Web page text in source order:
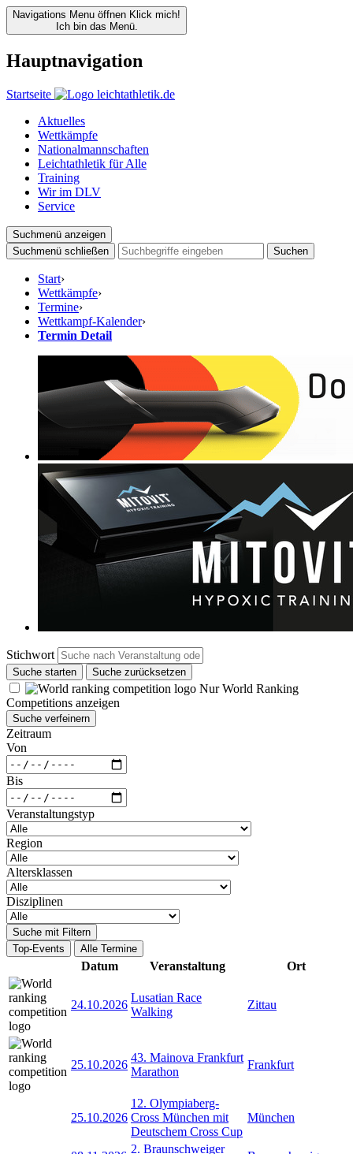
Navigations Menu öffnen Klick mich!
Ich bin das Menü.
Hauptnavigation
Startseite
Aktuelles
Wettkämpfe
Nationalmannschaften
Leichtathletik für Alle
Training
Wir im DLV
Service
Suchmenü anzeigen
Suchmenü schließen
Suchen
Start›
Wettkämpfe›
Termine›
Wettkampf-Kalender›
Termin Detail
Stichwort
Suche starten Suche zurücksetzen
Nur World Ranking
Competitions anzeigen
Suche verfeinern
Zeitraum
Von
Bis
Veranstaltungstyp
Region
Altersklassen
Disziplinen
Suche mit Filtern
Top-Events
Alle Termine
Datum Veranstaltung Ort
24.10.2026
Lusatian Race
Walking
Zittau
25.10.2026
43. Mainova Frankfurt
Marathon
Frankfurt
25.10.2026
12. Olympiaberg-
Cross München mit
Deutschem Cross Cup
München
2. Braunschweiger